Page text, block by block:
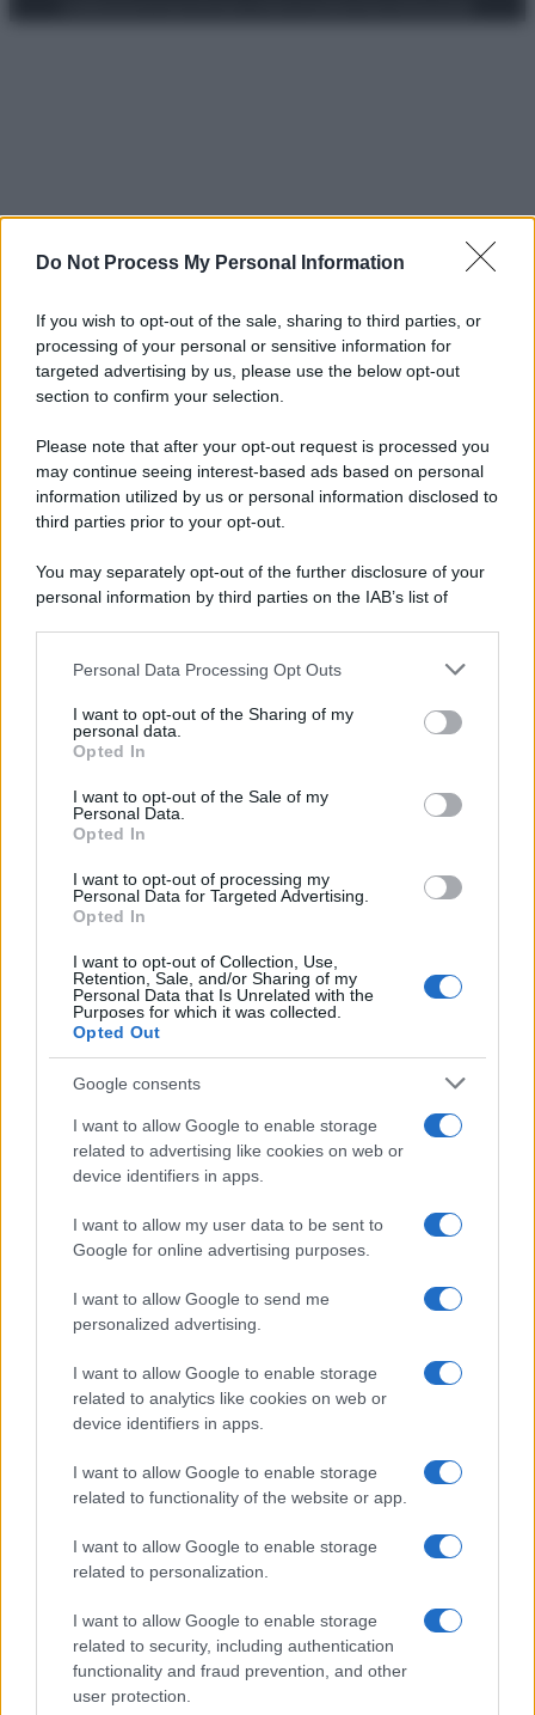
Do Not Process My Personal Information
If you wish to opt-out of the sale, sharing to third parties, or
processing of your personal or sensitive information for
targeted advertising by us, please use the below opt-out
section to confirm your selection.
Please note that after your opt-out request is processed you
may continue seeing interest-based ads based on personal
information utilized by us or personal information disclosed to
third parties prior to your opt-out.
You may separately opt-out of the further disclosure of your
personal information by third parties on the IAB’s list of
This information may also be disclosed by us to third parties
disclose it to other third parties.
Please note that this website/app uses one or more Google
services and may gather and store information including but
not limited to your visit or usage behaviour. You may click to
grant or deny consent to Google and its third-party tags to
consent section.
Personal Data Processing Opt Outs
I want to opt-out of the Sharing of my
personal data.
Opted In
I want to opt-out of the Sale of my
Personal Data.
Opted In
I want to opt-out of processing my
Personal Data for Targeted Advertising.
Opted In
I want to opt-out of Collection, Use,
Retention, Sale, and/or Sharing of my
Personal Data that Is Unrelated with the
Purposes for which it was collected.
Opted Out
Google consents
I want to allow Google to enable storage
related to advertising like cookies on web or
device identifiers in apps.
I want to allow my user data to be sent to
Google for online advertising purposes.
I want to allow Google to send me
personalized advertising.
I want to allow Google to enable storage
related to analytics like cookies on web or
device identifiers in apps.
I want to allow Google to enable storage
related to functionality of the website or app.
I want to allow Google to enable storage
related to personalization.
I want to allow Google to enable storage
related to security, including authentication
functionality and fraud prevention, and other
user protection.